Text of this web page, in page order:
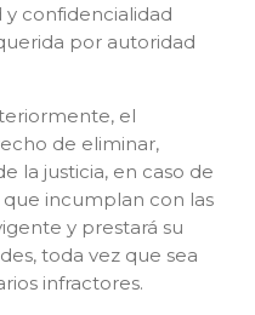
y confidencialidad
por autoridad
el
de eliminar,
la justicia, en caso de
incumplan con las
y prestará su
toda vez que sea
infractores.